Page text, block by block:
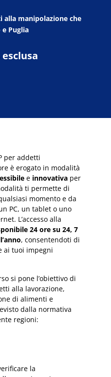
manipolazione che
Puglia
esclusa
per addetti
è erogato in modalità
e innovativa per
ti permette di
momento e da
PC, un tablet o uno
L’accesso alla
24 ore su 24, 7
, consentendoti di
ai tuoi impegni
si pone l’obiettivo di
alla lavorazione,
di alimenti e
dalla normativa
regioni:
la